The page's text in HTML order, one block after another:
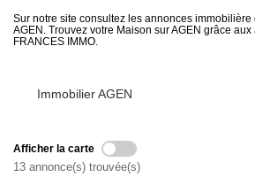
NOTRE
Créer une alerte
Sur notre site consultez les annonces immobilière
AGEN. Trouvez votre Maison sur AGEN grâce
FRANCES IMMO.
Immobilier AGEN
Afficher la carte
13 annonce(s) trouvée(s)